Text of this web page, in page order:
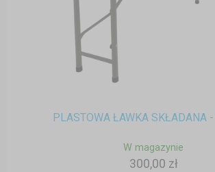
PLASTOWA ŁAWKA SKŁADANA
W magazynie
300,00 zł